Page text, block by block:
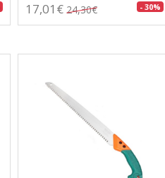
17,01€ 24,30€ - 30%